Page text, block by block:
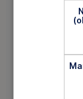
Saknar du
kan du vara